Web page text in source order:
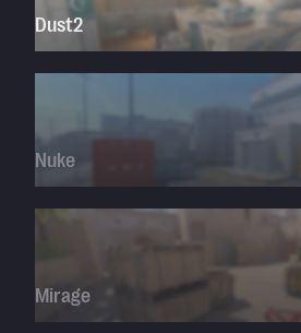
Dust2
Nuke
Mirage